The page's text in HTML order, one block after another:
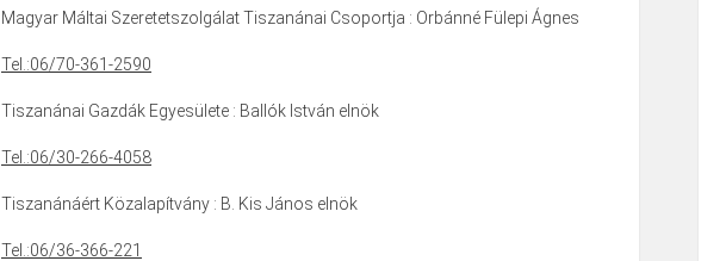
Magyar Máltai Szeretetszolgálat Tiszanánai Csoportja : Orbánné Fülepi Ágnes
Tel.:06/70-361-2590
Tiszanánai Gazdák Egyesülete : Ballók István elnök
Tel.:06/30-266-4058
Tiszanánáért Közalapítvány : B. Kis János elnök
Tel.:06/36-366-221